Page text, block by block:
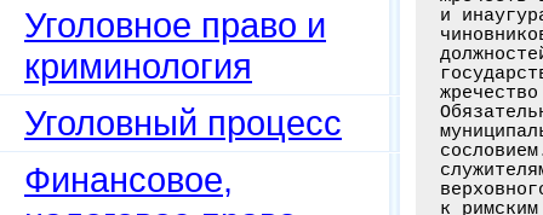
Уголовное право и
криминология
Уголовный процесс
Финансовое,
и
к